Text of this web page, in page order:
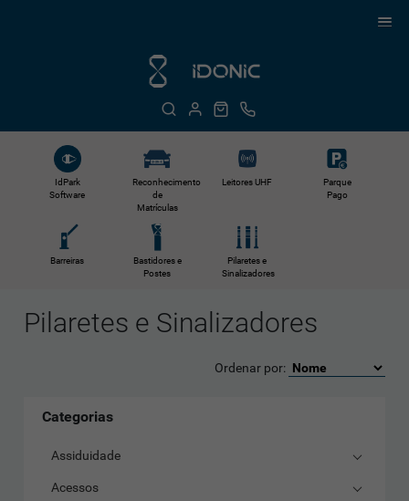
IdPark
Software
Reconhecimento
de
Matrículas
Leitores UHF
Parque
Pago
Barreiras
Bastidores e
Postes
Pilaretes e
Sinalizadores
Pilaretes e Sinalizadores
Ordenar por:
Categorias
Assiduidade
Acessos